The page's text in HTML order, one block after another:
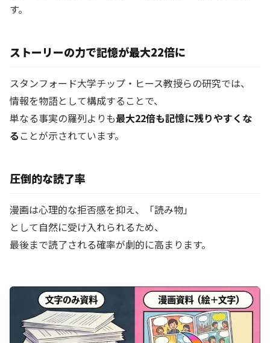
す。
ストーリーの力で記憶が最大22倍に
スタンフォード大学チップ・ヒース教授らの研究では、
情報を物語として構成することで、
単なる事実の羅列よりも最大22倍も記憶に残りやすくな
る ことが示されています。
圧倒的な読了率
漫画は心理的な拒否感を抑え、「読み物」
として自然に受け入れられるため、
最後まで読了される確率が劇的に高まります。